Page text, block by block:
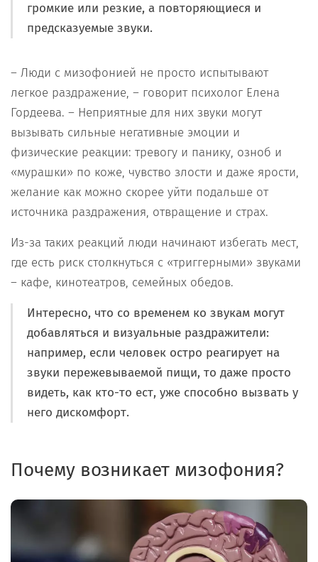
громкие или резкие, а повторяющиеся и
предсказуемые звуки.
– Люди с мизофонией не просто испытывают
легкое раздражение, – говорит психолог Елена
Гордеева. – Неприятные для них звуки могут
вызывать сильные негативные эмоции и
физические реакции: тревогу и панику, озноб и
«мурашки» по коже, чувство злости и даже ярости,
желание как можно скорее уйти подальше от
источника раздражения, отвращение и страх.
Из-за таких реакций люди начинают избегать мест,
где есть риск столкнуться с «триггерными» звуками
– кафе, кинотеатров, семейных обедов.
Интересно, что со временем ко звукам могут
добавляться и визуальные раздражители:
например, если человек остро реагирует на
звуки пережевываемой пищи, то даже просто
видеть, как кто-то ест, уже способно вызвать у
него дискомфорт.
Почему возникает мизофония?